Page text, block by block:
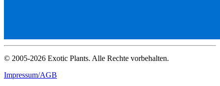
© 2005-2026 Exotic Plants. Alle Rechte vorbehalten.
Impressum/AGB